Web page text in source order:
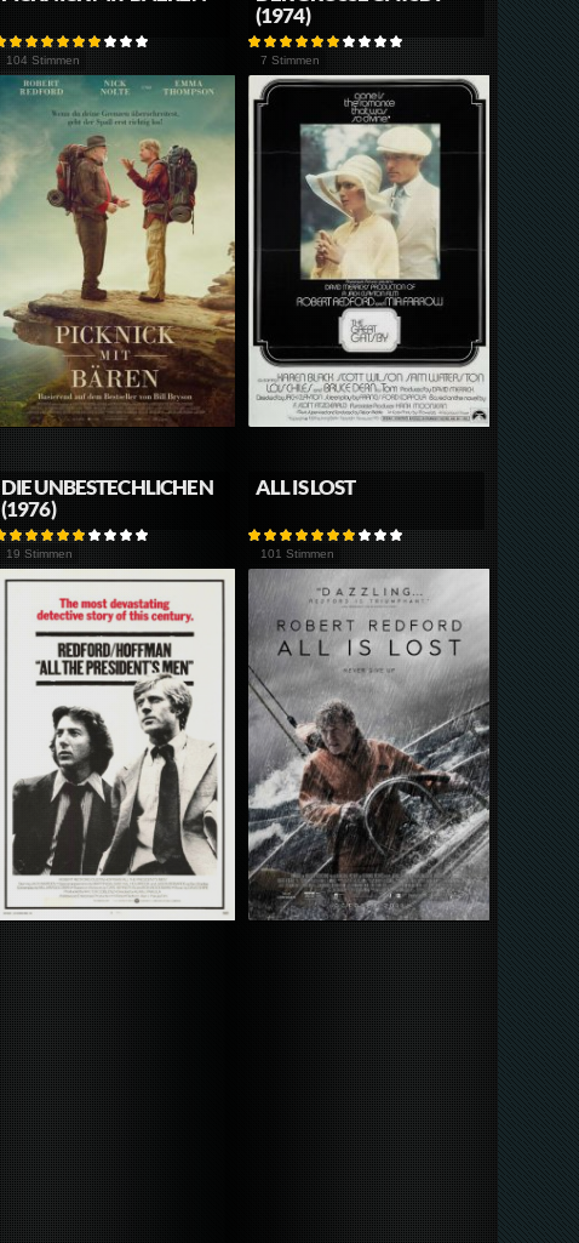
104 Stimmen
1974)
7 Stimmen
DIE UNBESTECHLICHEN
(1976)
19 Stimmen
ALL IS LOST
101 Stimmen